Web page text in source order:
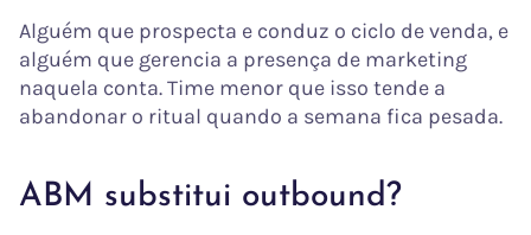
Alguém que prospecta e conduz o ciclo de venda, e
alguém que gerencia a presença de marketing
naquela conta. Time menor que isso tende a
abandonar o ritual quando a semana fica pesada.
ABM substitui outbound?